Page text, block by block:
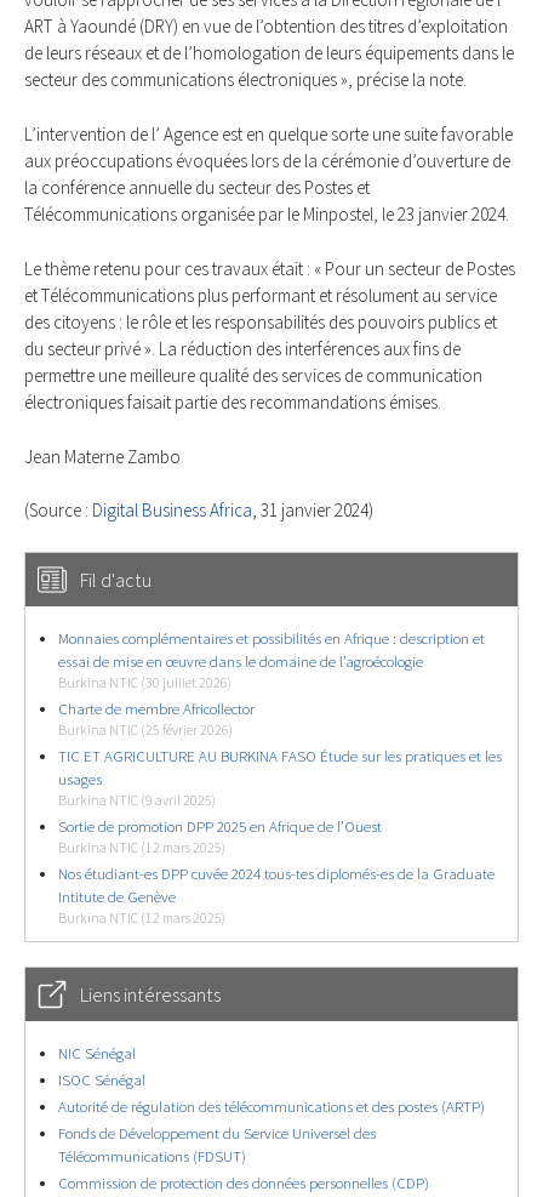
ART à Yaoundé (DRY) en vue de l’obtention des titres d’exploitation
de leurs réseaux et de l’homologation de leurs équipements dans le
secteur des communications électroniques », précise la note.
L’intervention de l’ Agence est en quelque sorte une suite favorable
aux préoccupations évoquées lors de la cérémonie d’ouverture de
la conférence annuelle du secteur des Postes et
Télécommunications organisée par le Minpostel, le 23 janvier 2024.
Le thème retenu pour ces travaux était : « Pour un secteur de Postes
et Télécommunications plus performant et résolument au service
des citoyens : le rôle et les responsabilités des pouvoirs publics et
du secteur privé ». La réduction des interférences aux fins de
permettre une meilleure qualité des services de communication
électroniques faisait partie des recommandations émises.
Jean Materne Zambo
(Source : Digital Business Africa, 31 janvier 2024)
Fil d'actu
Monnaies complémentaires et possibilités en Afrique : description et
essai de mise en œuvre dans le domaine de l’agroécologie
Burkina NTIC (30 juillet 2026)
Charte de membre Africollector
Burkina NTIC (25 février 2026)
TIC ET AGRICULTURE AU BURKINA FASO Étude sur les pratiques et les
usages
Burkina NTIC (9 avril 2025)
Sortie de promotion DPP 2025 en Afrique de l’Ouest
Burkina NTIC (12 mars 2025)
Nos étudiant-es DPP cuvée 2024 tous-tes diplomés-es de la Graduate
Intitute de Genève
Burkina NTIC (12 mars 2025)
Liens intéressants
NIC Sénégal
ISOC Sénégal
Autorité de régulation des télécommunications et des postes (ARTP)
Fonds de Développement du Service Universel des
Télécommunications (FDSUT)
Commission de protection des données personnelles (CDP)